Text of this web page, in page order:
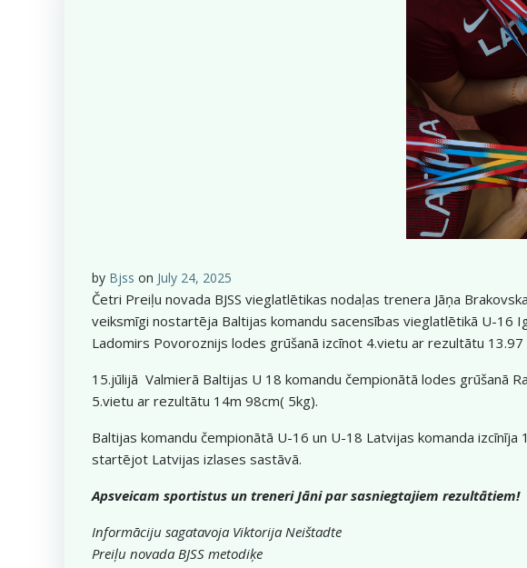
by Bjss on July 24, 2025
Četri Preiļu novada BJSS vieglatlētikas nodaļas trenera Jāņa
veiksmīgi nostartēja Baltijas komandu sacensības vieglatlētikā U-16
Ladomirs Povoroznijs lodes grūšanā izcīnot 4.vietu ar rezultātu
15.jūlijā Valmierā Baltijas U 18 komandu čempionātā lodes grūšanā
5.vietu ar rezultātu 14m 98cm( 5kg).
Baltijas komandu čempionātā U-16 un U-18 Latvijas komanda
startējot Latvijas izlases sastāvā.
Apsveicam sportistus un treneri Jāni par sasniegtajiem rezultātiem!
Informāciju sagatavoja Viktorija Neištadte
Preiļu novada BJSS metodiķe